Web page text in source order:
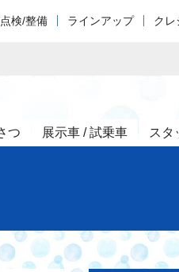
検/整備 ラインアップ クレ
つ 展示車 / 試乗車 スタ